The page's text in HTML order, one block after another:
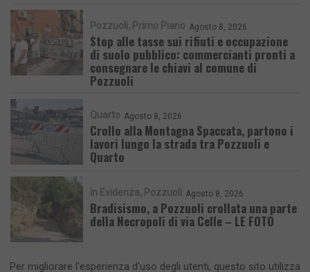
Pozzuoli Primo Piano Agosto 8, 2026
Stop alle tasse sui rifiuti e occupazione
di suolo pubblico: commercianti pronti a
consegnare le chiavi al comune di
Pozzuoli
Quarto Agosto 8, 2026
Crollo alla Montagna Spaccata, partono i
lavori lungo la strada tra Pozzuoli e
Quarto
In Evidenza Pozzuoli Agosto 8, 2026
Bradisismo, a Pozzuoli crollata una parte
della Necropoli di via Celle – LE FOTO
Per migliorare l'esperienza d'uso degli utenti, questo sito utilizza